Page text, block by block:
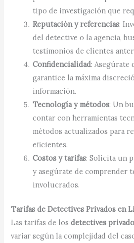
tipo de investigación que
Reputación y referencias:
del detective o la agencia,
testimonios de clientes
Confidencialidad: Asegúrate
garantice la máxima
información.
Tecnología y métodos: Un
contar con herramientas
métodos actualizados para
eficientes.
Costos y tarifas: Solicita un
y asegúrate de comprender
involucrados.​
Tarifas de Detectives Privados en
Las tarifas de losdetectives
variar según la complejidad del